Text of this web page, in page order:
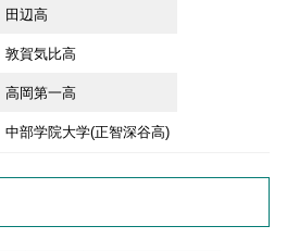
田辺高
敦賀気比高
高岡第一高
中部学院大学(正智深谷高)